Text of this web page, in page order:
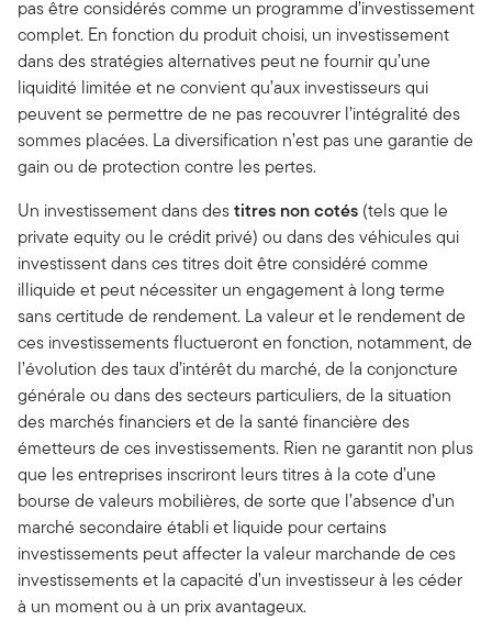
pas être considérés comme un programme d’investissement
complet. En fonction du produit choisi, un investissement
dans des stratégies alternatives peut ne fournir qu’une
liquidité limitée et ne convient qu’aux investisseurs qui
peuvent se permettre de ne pas recouvrer l’intégralité des
sommes placées. La diversification n’est pas une garantie de
gain ou de protection contre les pertes.
Un investissement dans destitres non cotés (tels que le
private equity ou le crédit privé) ou dans des véhicules qui
investissent dans ces titres doit être considéré comme
illiquide et peut nécessiter un engagement à long terme
sans certitude de rendement. La valeur et le rendement de
ces investissements fluctueront en fonction, notamment, de
l’évolution des taux d’intérêt du marché, de la conjoncture
générale ou dans des secteurs particuliers, de la situation
des marchés financiers et de la santé financière des
émetteurs de ces investissements. Rien ne garantit non plus
que les entreprises inscriront leurs titres à la cote d’une
bourse de valeurs mobilières, de sorte que l’absence d’un
marché secondaire établi et liquide pour certains
investissements peut affecter la valeur marchande de ces
investissements et la capacité d’un investisseur à les céder
à un moment ou à un prix avantageux.